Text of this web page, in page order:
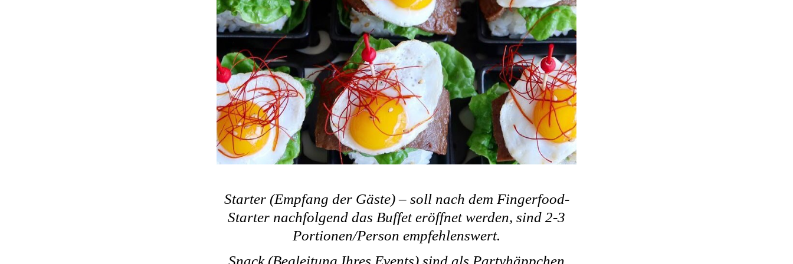
Starter (Empfang der Gäste) – soll nach dem Fingerfood-
Starter nachfolgend das Buffet eröffnet werden, sind 2-3
Portionen/Person empfehlenswert.
Snack (Begleitung Ihres Events) sind als Partyhäppchen